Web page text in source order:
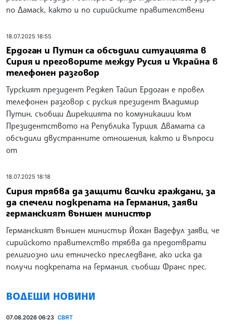
по Дамаск, както и по сирийските правителствени
18.07.2025 18:55
Ердоган и Путин са обсъдили ситуацията в
Сирия и преговорите между Русия и Украйна в
телефонен разговор
Турският президент Реджеп Тайип Ердоган е провел
телефонен разговор с руския президент Владимир
Путин, съобщи Дирекцията по комуникации към
Президентството на Република Турция. Двамата са
обсъдили двустранните отношения, както и въпроси
от
18.07.2025 18:18
Сирия трябва да защити всички граждани, за
да спечели подкрепата на Германия, заяви
германският външен министър
Германският външен министър Йохан Вадефул заяви, че
сирийското правителство трябва да предотврати
религиозно или етническо преследване, ако иска да
получи подкрепата на Германия, съобщи Франс прес.
ВОДЕЩИ НОВИНИ
07.08.2026 06:23 СВЯТ